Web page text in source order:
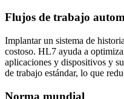
Flujos de trabajo
Implantar un sistema de
costoso. HL7 ayuda a
aplicaciones y dispositivos y
de trabajo estándar, lo que
Norma mundial